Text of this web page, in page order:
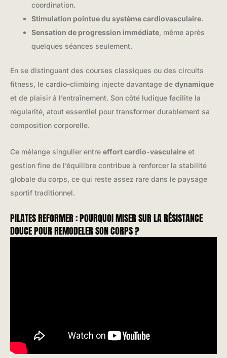
coordination.
Stimulation pointue du système cardiovasculaire.
Sensation de progression immédiate , même après
quelques séances seulement.
En se distinguant des courses classiques ou des circuits
fitness, le cardio-climbing injecte davantage de dynamique
et de plaisir à l’entraînement. Son côté ludique facilite la
régularité, atout essentiel pour transformer durablement sa
composition corporelle.
Ce mélange singulier entre effort cardio-vasculaire et
gestion fine de l’équilibre contribue à renforcer la stabilité
globale du corps, ce qui reste assez rare dans le paysage
sportif traditionnel.
PILATES REFORMER : POURQUOI MISER SUR LA RÉSISTANCE
DOUCE POUR REMODELER SON CORPS ?